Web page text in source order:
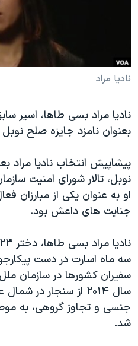
علم و فناوری
گالری عکس
آرشیو پخش زنده
انتخابات ریاست جمهوری آمریکا ۲۰۲۴
حمله جمهوری اسلامی به اسرائیل
رمز مهسا
اعتراضات زن، زندگی، آزادی
مجموعه مستندهای دادخواهی
تریبونال مردمی آبان ۹۸
دادگاه حمید نوری
چهل سال گروگان‌گیری
اعتراضات مردمی آبان ۹۸
اسرائیل در جنگ
نرگس محمدی برنده جایزه نوبل
همایش محافظه‌کاران آمریکا
نادیا مراد
نادیا مراد بسی طاها، اسیر
بعنوان نامزد جایزه صلح نوبل برای سال
پیشاپیش انتخاب نادیا مراد
نوبل، تالار شورای امنیت
او به عنوان یکی از مبارزان
جنایت های داعش بود.
سه ماه اسارت در دست
سفیران کشورها در سازمان
سال ۲۰۱۴ از سنجار در
جنسی و تجاوز گروهی، به
شد.